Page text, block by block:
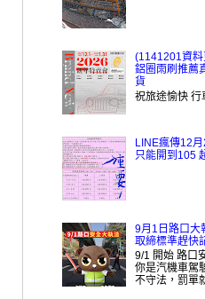
(1141201資
鋁圈雨刷推薦
貨
祝旅途愉快 行
LINE瘋傳12
只能開到105
9月1日路口大
取締標準趕快
9/1 開始 路口
你是汽機車駕
不守法，罰單